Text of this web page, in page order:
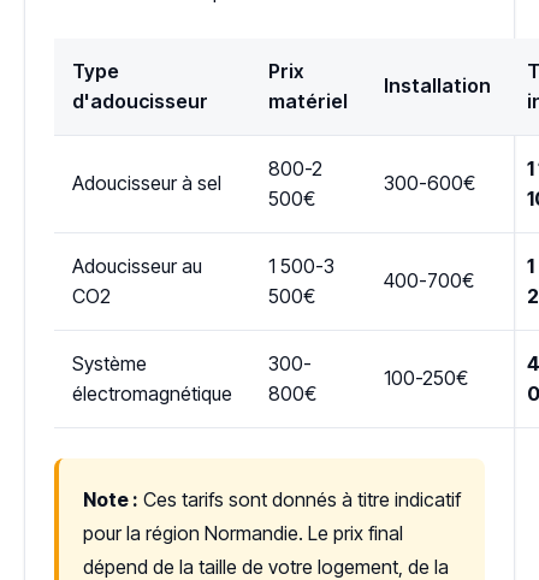
Type
d'adoucisseur
Prix
matériel
Installation
Adoucisseur à sel
800-2
500€
300-600€
Adoucisseur au
CO2
1 500-3
500€
400-700€
Système
électromagnétique
300-
800€
100-250€
Note : Ces tarifs sont donnés à titre indicatif
pour la région Normandie. Le prix final
dépend de la taille de votre logement, de la